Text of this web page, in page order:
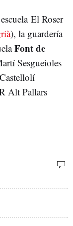
El Roser
), la guardería
Font de
Sesgueioles
Alt Pallars